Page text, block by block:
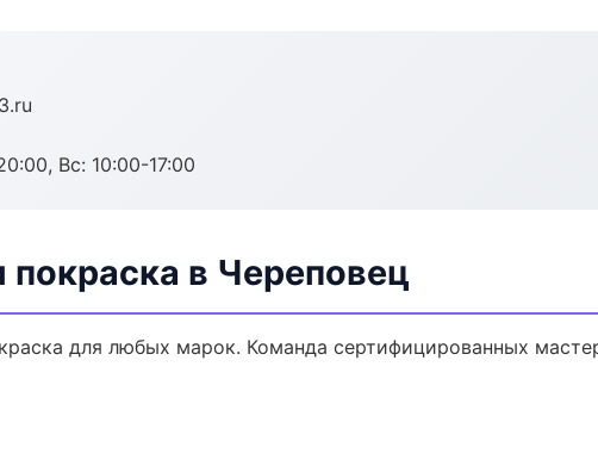
Вс: 10:00-17:00
покраска в Череповец
для любых марок. Команда сертифицированных